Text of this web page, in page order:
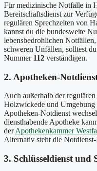
Für medizinische Notfälle in
Bereitschaftsdienst zur
regulären Sprechzeiten von
kannst du die bundesweite
lebensbedrohlichen
schweren Unfällen, solltest
Nummer 112 verständigen.
2. Apotheken-
Auch außerhalb der
Holzwickede und Umgebung
Apotheken-Notdienst
diensthabende Apotheke
derApothekenkammer
Alternativ steht die
3. Schlüsseldienst und